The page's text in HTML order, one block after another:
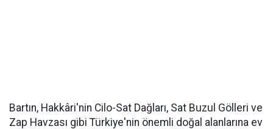
Bartın, Hakkâri'nin Cilo-Sat Dağları, Sat Buzul Gölleri ve
Zap Havzası gibi Türkiye'nin önemli doğal alanlarına ev